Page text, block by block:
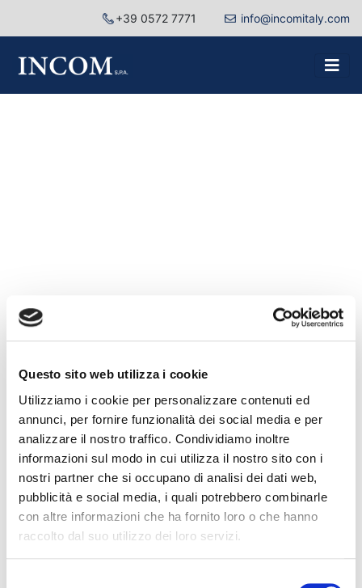
Questo sito web utilizza i cookie
Utilizziamo i cookie per personalizzare contenuti ed
annunci, per fornire funzionalità dei social media e per
analizzare il nostro traffico. Condividiamo inoltre
informazioni sul modo in cui utilizza il nostro sito con i
nostri partner che si occupano di analisi dei dati web,
pubblicità e social media, i quali potrebbero combinarle
con altre informazioni che ha fornito loro o che hanno
raccolto dal suo utilizzo dei loro servizi.
+39 0572 7771 info@incomitaly.com